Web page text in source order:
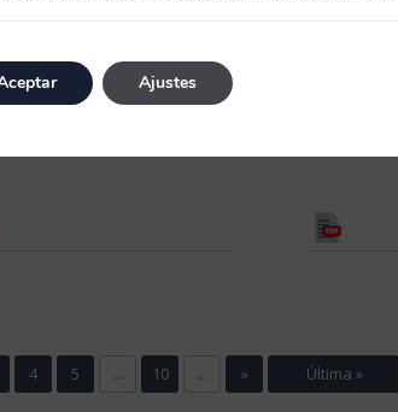
Mensual SICAV
2025
4 5 ... 10 ... » Última »
Ajustes